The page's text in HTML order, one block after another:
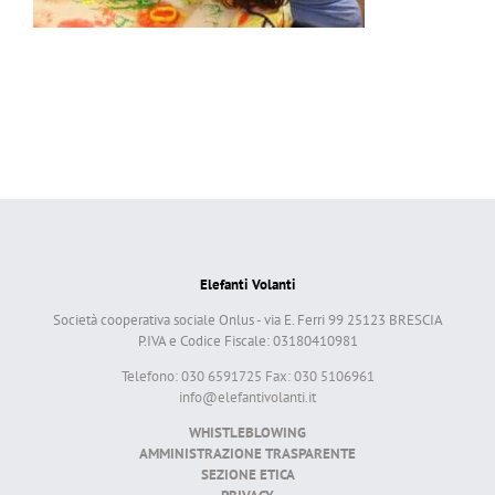
Elefanti Volanti
Società cooperativa sociale Onlus - via E. Ferri 99 25123 BRESCIA
P.IVA e Codice Fiscale: 03180410981
Telefono: 030 6591725 Fax: 030 5106961
info@elefantivolanti.it
WHISTLEBLOWING
AMMINISTRAZIONE TRASPARENTE
SEZIONE ETICA